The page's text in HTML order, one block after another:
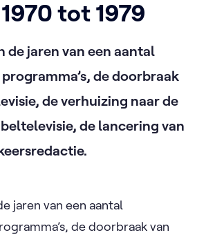
tot 1979
de jaren van een aantal
de doorbraak
de verhuizing naar de
de lancering van
jaren van een aantal
de doorbraak van